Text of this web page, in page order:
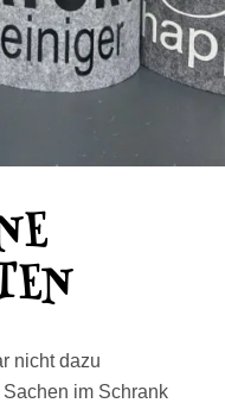
nicht dazu
im Schrank